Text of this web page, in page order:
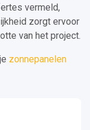
vermeld,
zorgt ervoor
van het project.
zonnepanelen